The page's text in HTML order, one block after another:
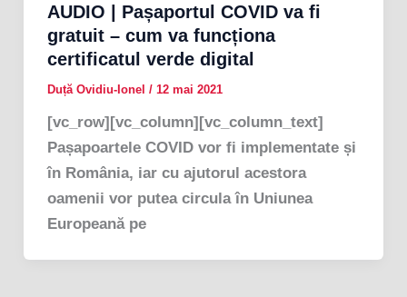
AUDIO | Pașaportul COVID va fi
gratuit – cum va funcționa
certificatul verde digital
Duță Ovidiu-Ionel / 12 mai 2021
[vc_row][vc_column][vc_column_text]
Pașapoartele COVID vor fi implementate și
în România, iar cu ajutorul acestora
oamenii vor putea circula în Uniunea
Europeană pe